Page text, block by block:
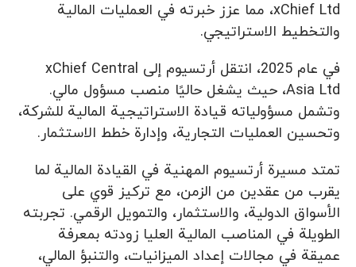
xChief Ltd، مما عزز خبرته في العمليات المالية
والتخطيط الاستراتيجي.
في عام 2025، انتقل أرتسيوم إلى xChief Central
Asia Ltd، حيث يشغل حاليًا منصب مسؤول مالي.
وتشمل مسؤولياته قيادة الاستراتيجية المالية للشركة،
وتحسين العمليات التجارية، وإدارة خطط الاستثمار.
تمتد مسيرة أرتسيوم المهنية في القيادة المالية لما
يقرب من عقدين من الزمن، مع تركيز قوي على
الأسواق الدولية، والاستثمار، والتمويل الرقمي. تجربته
الطويلة في المناصب المالية العليا زودته بمعرفة
عميقة في مجالات إعداد الميزانيات، والتنبؤ المالي،